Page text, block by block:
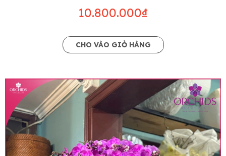
10.800.000₫
CHO VÀO GIỎ HÀNG